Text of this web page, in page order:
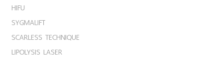
HIFU
SYGMALIFT
SCARLESS TECHNIQUE
LIPOLYSIS LASER